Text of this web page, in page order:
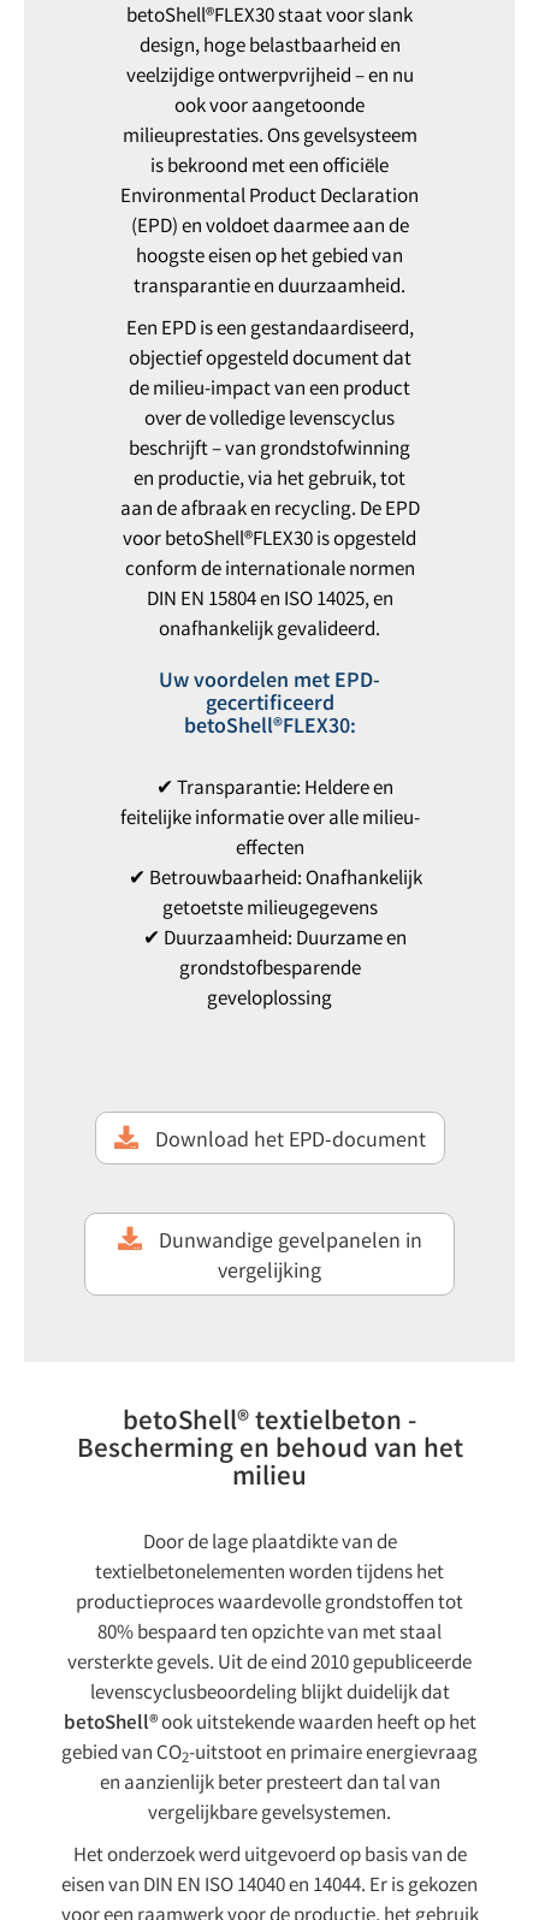
betoShell®FLEX30 staat voor slank
design, hoge belastbaarheid en
veelzijdige ontwerpvrijheid – en nu
ook voor aangetoonde
milieuprestaties. Ons gevelsysteem
is bekroond met een officiële
Environmental Product Declaration
(EPD) en voldoet daarmee aan de
hoogste eisen op het gebied van
transparantie en duurzaamheid.
Een EPD is een gestandaardiseerd,
objectief opgesteld document dat
de milieu-impact van een product
over de volledige levenscyclus
beschrijft – van grondstofwinning
en productie, via het gebruik, tot
aan de afbraak en recycling. De EPD
voor betoShell®FLEX30 is opgesteld
conform de internationale normen
DIN EN 15804 en ISO 14025, en
onafhankelijk gevalideerd.
Uw voordelen met EPD-
gecertificeerd
betoShell®FLEX30:
✔ Transparantie: Heldere en
feitelijke informatie over alle milieu-
effecten
✔ Betrouwbaarheid: Onafhankelijk
getoetste milieugegevens
✔ Duurzaamheid: Duurzame en
grondstofbesparende
geveloplossing
Download het EPD-document
Dunwandige gevelpanelen in
vergelijking
betoShell® textielbeton -
Bescherming en behoud van het
milieu
Door de lage plaatdikte van de
textielbetonelementen worden tijdens het
productieproces waardevolle grondstoffen tot
80% bespaard ten opzichte van met staal
versterkte gevels. Uit de eind 2010 gepubliceerde
levenscyclusbeoordeling blijkt duidelijk dat
betoShell®ook uitstekende waarden heeft op het
gebied van CO2-uitstoot en primaire energievraag
en aanzienlijk beter presteert dan tal van
vergelijkbare gevelsystemen.
Het onderzoek werd uitgevoerd op basis van de
eisen van DIN EN ISO 14040 en 14044. Er is gekozen